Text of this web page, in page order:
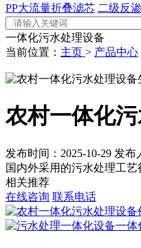
PP大流量折叠滤芯 二级反
一体化污水处理设备
当前位置： 主页 > 产品中心
农村一体化
发布时间：2025-10-29 发布
国内外采用的污水处理工
相关推荐
在线咨询 联系电话